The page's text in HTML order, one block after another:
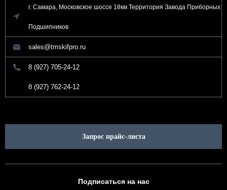
г. Самара, Московское шоссе 18км Территория Завода Приборных
Подшипников
sales@tmskifpro.ru
8 (927) 705-24-12
8 (927) 762-24-12
Запрос прайс-листа
Подписаться на нас